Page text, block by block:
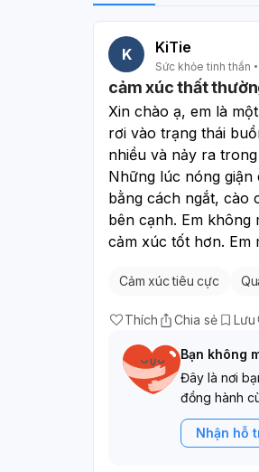
K KiTie
Sức khỏe tinh thần
cảm xúc thất
Xin chào ạ, em là
rơi vào trạng thái
nhiều và nảy ra
Những lúc nóng giận
bằng cách ngắt, cào
bên cạnh. Em
cảm xúc tốt hơn. Em
Cảm xúc tiêu cực
Thích Chia sẻ Lưu
Bạn không
Đây là nơi
đồng hành
Nhận hỗ